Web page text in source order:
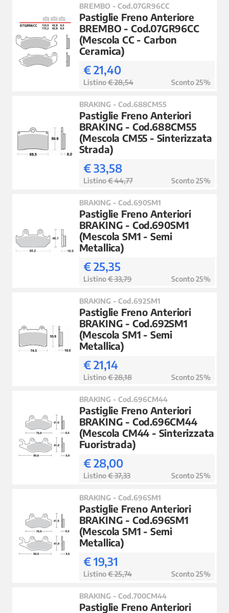
BREMBO - Cod.07GR96CC
Pastiglie Freno Anteriore
BREMBO - Cod.07GR96CC
(Mescola CC - Carbon
Ceramica)
€ 21,40
Listino€ 28,54 Sconto 25%
BRAKING - Cod.688CM55
Pastiglie Freno Anteriori
BRAKING - Cod.688CM55
(Mescola CM55 - Sinterizzata
Strada)
€ 33,58
Listino€ 44,77 Sconto 25%
BRAKING - Cod.690SM1
Pastiglie Freno Anteriori
BRAKING - Cod.690SM1
(Mescola SM1 - Semi
Metallica)
€ 25,35
Listino€ 33,79 Sconto 25%
BRAKING - Cod.692SM1
Pastiglie Freno Anteriori
BRAKING - Cod.692SM1
(Mescola SM1 - Semi
Metallica)
€ 21,14
Listino€ 28,18 Sconto 25%
BRAKING - Cod.696CM44
Pastiglie Freno Anteriori
BRAKING - Cod.696CM44
(Mescola CM44 - Sinterizzata
Fuoristrada)
€ 28,00
Listino€ 37,33 Sconto 25%
BRAKING - Cod.696SM1
Pastiglie Freno Anteriori
BRAKING - Cod.696SM1
(Mescola SM1 - Semi
Metallica)
€ 19,31
Listino€ 25,74 Sconto 25%
BRAKING - Cod.700CM44
Pastiglie Freno Anteriori